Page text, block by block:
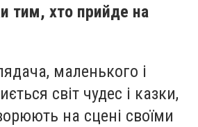
тим, хто прийде на
маленького і
світ чудес і казки,
на сцені своїми